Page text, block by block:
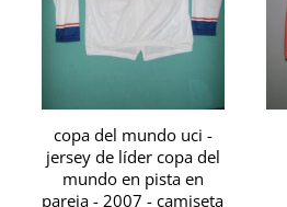
copa del mundo uci -
jersey de líder copa del
mundo en pista en
pareja - 2007 - camiseta